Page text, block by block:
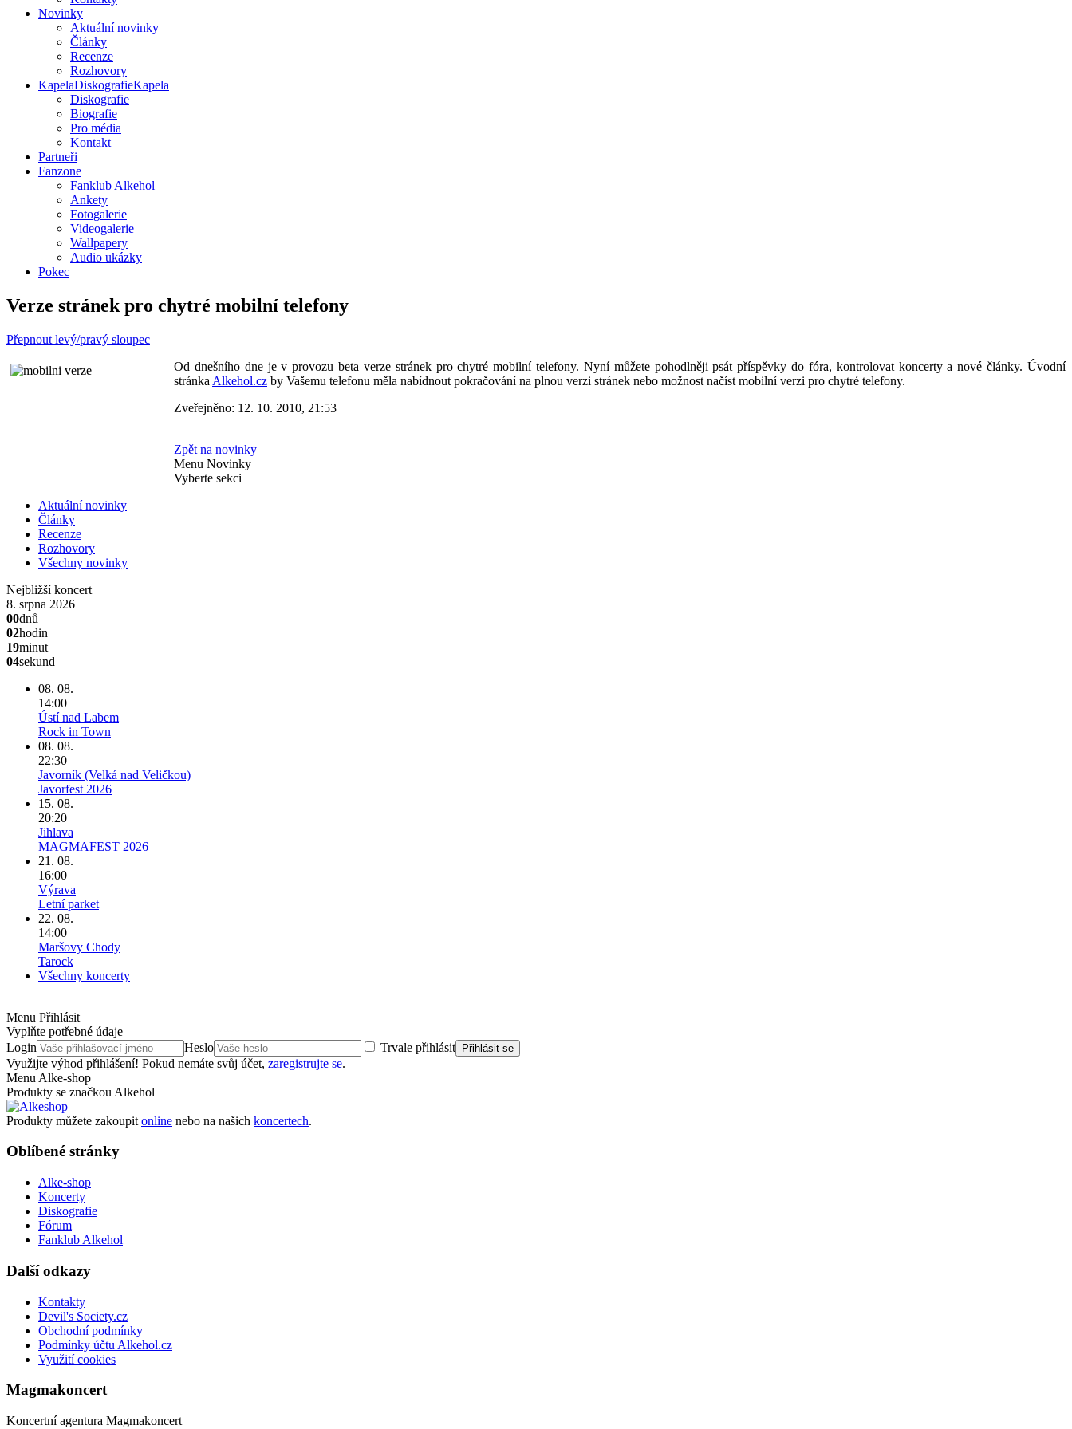
Novinky
Aktuální novinky
Články
Recenze
Rozhovory
KapelaDiskografieKapela
Diskografie
Biografie
Pro média
Kontakt
Partneři
Fanzone
Fanklub Alkehol
Ankety
Fotogalerie
Videogalerie
Wallpapery
Audio ukázky
Pokec
Verze stránek pro chytré mobilní telefony
Přepnout levý/pravý sloupec
Od dnešního dne je v provozu beta verze stránek pro chytré mobilní telefony. Nyní můžete pohodlněji psát příspěvky do fóra, kontrolovat koncerty a nové články. Úvodní
stránka Alkehol.cz by Vašemu telefonu měla nabídnout pokračování na plnou verzi stránek nebo možnost načíst mobilní verzi pro chytré telefony.
Zveřejněno: 12. 10. 2010, 21:53
Zpět na novinky
Menu Novinky
Vyberte sekci
Aktuální novinky
Články
Recenze
Rozhovory
Všechny novinky
Nejbližší koncert
8. srpna 2026
00dnů
02hodin
19minut
04sekund
08. 08.
14:00
Ústí nad Labem
Rock in Town
08. 08.
22:30
Javorník (Velká nad Veličkou)
Javorfest 2026
15. 08.
20:20
Jihlava
MAGMAFEST 2026
21. 08.
16:00
Výrava
Letní parket
22. 08.
14:00
Maršovy Chody
Tarock
Všechny koncerty
Menu Přihlásit
Vyplňte potřebné údaje
Login
Heslo
Trvale přihlásit
Využijte výhod přihlášení! Pokud nemáte svůj účet, zaregistrujte se.
Menu Alke-shop
Produkty se značkou Alkehol
Produkty můžete zakoupit online nebo na našich koncertech.
Oblíbené stránky
Alke-shop
Koncerty
Diskografie
Fórum
Fanklub Alkehol
Další odkazy
Kontakty
Devil's Society.cz
Obchodní podmínky
Podmínky účtu Alkehol.cz
Využití cookies
Magmakoncert
Koncertní agentura Magmakoncert